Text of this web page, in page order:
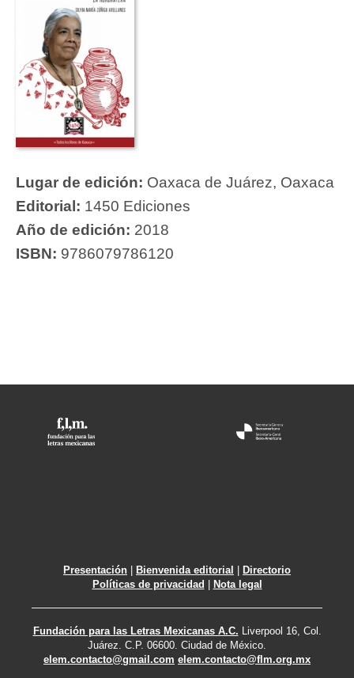
Lugar de edición: Oaxaca de Juárez, Oaxaca
Editorial: 1450 Ediciones
Año de edición: 2018
ISBN: 9786079786120
Presentación Bienvenida editorial
Directorio
Políticas de privacidad
Nota legal
Fundación para las Letras Mexicanas A.C. Liverpool 16, Col.
Juárez. C.P. 06600. Ciudad de México.
elem.contacto@gmail.com elem.contacto@flm.org.mx